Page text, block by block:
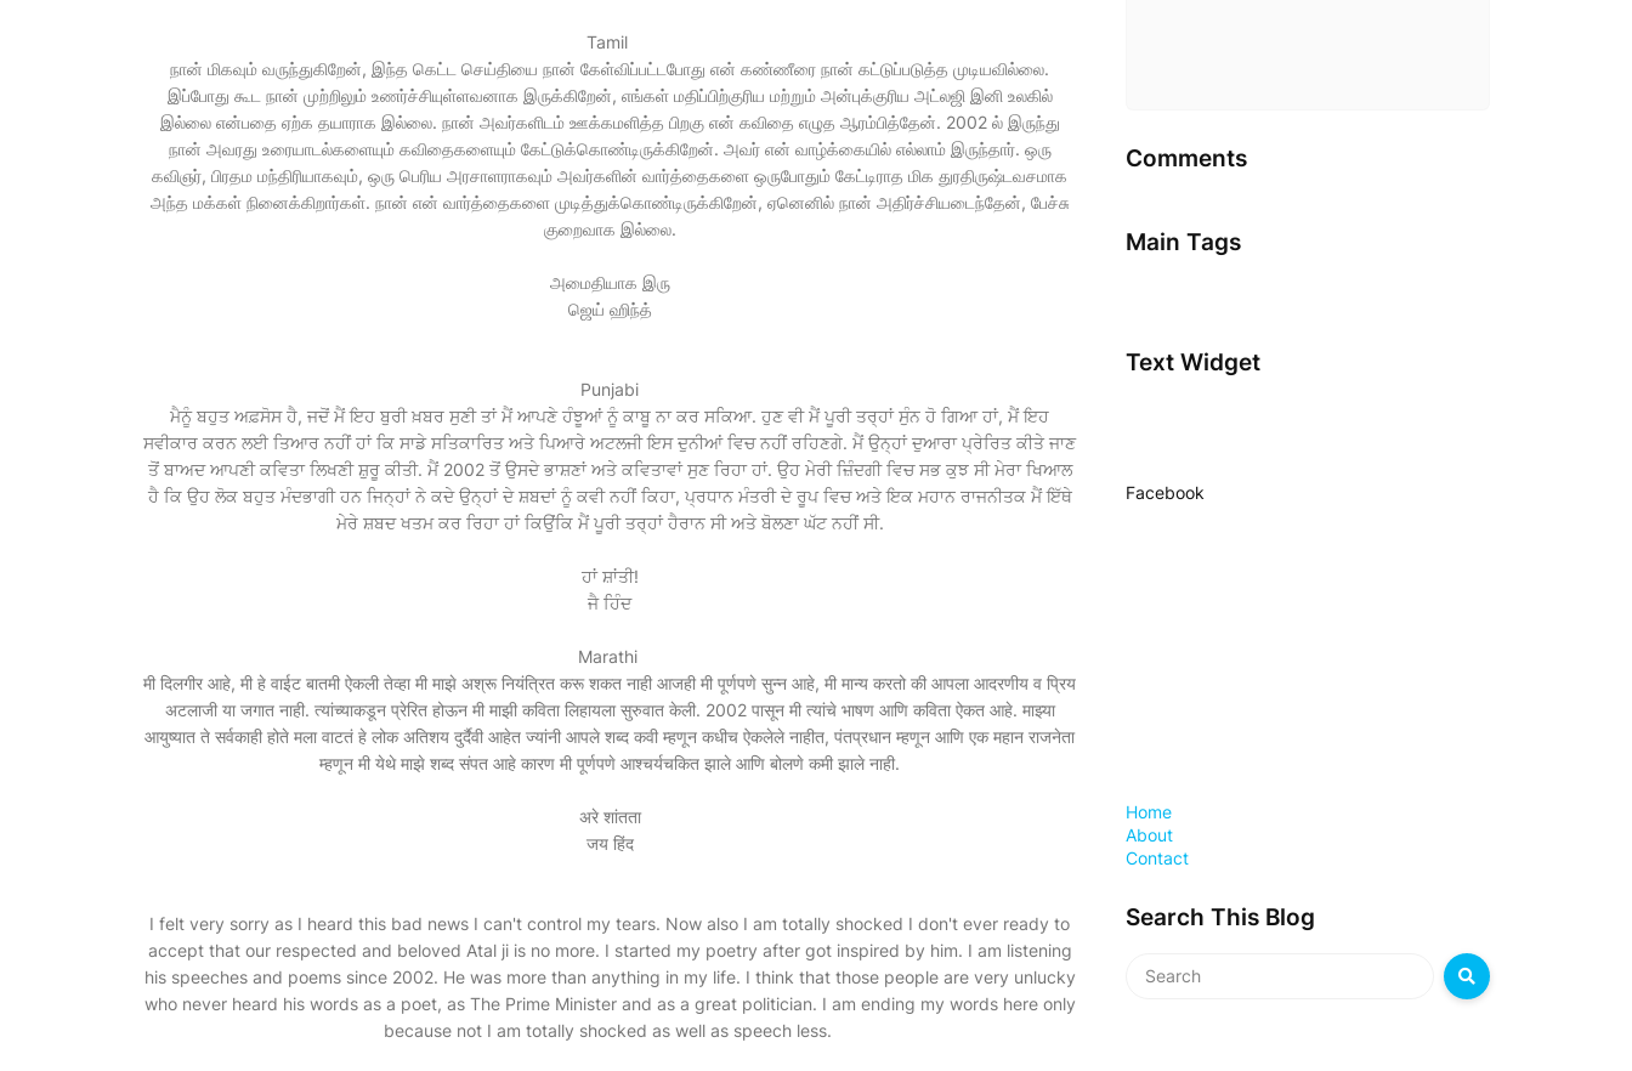
Tamil
நான் மிகவும் வருந்துகிறேன், இந்த கெட்ட செய்தியை நான் கேள்விப்பட்டபோது என் கண்ணீரை நான் கட்டுப்படுத்த முடியவில்லை.
இப்போது கூட நான் முற்றிலும் உணர்ச்சியுள்ளவனாக இருக்கிறேன், எங்கள் மதிப்பிற்குரிய மற்றும் அன்புக்குரிய அட்லஜி இனி உலகில்
இல்லை என்பதை ஏற்க தயாராக இல்லை. நான் அவர்களிடம் ஊக்கமளித்த பிறகு என் கவிதை எழுத ஆரம்பித்தேன். 2002 ல் இருந்து
நான் அவரது உரையாடல்களையும் கவிதைகளையும் கேட்டுக்கொண்டிருக்கிறேன். அவர் என் வாழ்க்கையில் எல்லாம் இருந்தார். ஒரு
கவிஞர், பிரதம மந்திரியாகவும், ஒரு பெரிய அரசாளராகவும் அவர்களின் வார்த்தைகளை ஒருபோதும் கேட்டிராத மிக துரதிருஷ்டவசமாக
அந்த மக்கள் நினைக்கிறார்கள். நான் என் வார்த்தைகளை முடித்துக்கொண்டிருக்கிறேன், ஏனெனில் நான் அதிர்ச்சியடைந்தேன், பேச்சு
குறைவாக இல்லை.
அமைதியாக இரு
ஜெய் ஹிந்த்
Punjabi
ਮੈਨੂੰ ਬਹੁਤ ਅਫ਼ਸੋਸ ਹੈ, ਜਦੋਂ ਮੈਂ ਇਹ ਬੁਰੀ ਖ਼ਬਰ ਸੁਣੀ ਤਾਂ ਮੈਂ ਆਪਣੇ ਹੰਝੂਆਂ ਨੂੰ ਕਾਬੂ ਨਾ ਕਰ ਸਕਿਆ. ਹੁਣ ਵੀ ਮੈਂ ਪੂਰੀ ਤਰ੍ਹਾਂ ਸੁੰਨ ਹੋ ਗਿਆ ਹਾਂ, ਮੈਂ ਇਹ
ਸਵੀਕਾਰ ਕਰਨ ਲਈ ਤਿਆਰ ਨਹੀਂ ਹਾਂ ਕਿ ਸਾਡੇ ਸਤਿਕਾਰਿਤ ਅਤੇ ਪਿਆਰੇ ਅਟਲਜੀ ਇਸ ਦੁਨੀਆਂ ਵਿਚ ਨਹੀਂ ਰਹਿਣਗੇ. ਮੈਂ ਉਨ੍ਹਾਂ ਦੁਆਰਾ ਪ੍ਰੇਰਿਤ ਕੀਤੇ ਜਾਣ
ਤੋਂ ਬਾਅਦ ਆਪਣੀ ਕਵਿਤਾ ਲਿਖਣੀ ਸ਼ੁਰੂ ਕੀਤੀ. ਮੈਂ 2002 ਤੋਂ ਉਸਦੇ ਭਾਸ਼ਣਾਂ ਅਤੇ ਕਵਿਤਾਵਾਂ ਸੁਣ ਰਿਹਾ ਹਾਂ. ਉਹ ਮੇਰੀ ਜ਼ਿੰਦਗੀ ਵਿਚ ਸਭ ਕੁਝ ਸੀ ਮੇਰਾ ਖਿਆਲ
ਹੈ ਕਿ ਉਹ ਲੋਕ ਬਹੁਤ ਮੰਦਭਾਗੀ ਹਨ ਜਿਨ੍ਹਾਂ ਨੇ ਕਦੇ ਉਨ੍ਹਾਂ ਦੇ ਸ਼ਬਦਾਂ ਨੂੰ ਕਵੀ ਨਹੀਂ ਕਿਹਾ, ਪ੍ਰਧਾਨ ਮੰਤਰੀ ਦੇ ਰੂਪ ਵਿਚ ਅਤੇ ਇਕ ਮਹਾਨ ਰਾਜਨੀਤਕ ਮੈਂ ਇੱਥੇ
ਮੇਰੇ ਸ਼ਬਦ ਖਤਮ ਕਰ ਰਿਹਾ ਹਾਂ ਕਿਉਂਕਿ ਮੈਂ ਪੂਰੀ ਤਰ੍ਹਾਂ ਹੈਰਾਨ ਸੀ ਅਤੇ ਬੋਲਣਾ ਘੱਟ ਨਹੀਂ ਸੀ.
ਹਾਂ ਸ਼ਾਂਤੀ!
ਜੈ ਹਿੰਦ
Marathi
मी दिलगीर आहे, मी हे वाईट बातमी ऐकली तेव्हा मी माझे अश्रू नियंत्रित करू शकत नाही आजही मी पूर्णपणे सुन्न आहे, मी मान्य करतो की आपला आदरणीय व प्रिय
अटलाजी या जगात नाही. त्यांच्याकडून प्रेरित होऊन मी माझी कविता लिहायला सुरुवात केली. 2002 पासून मी त्यांचे भाषण आणि कविता ऐकत आहे. माझ्या
आयुष्यात ते सर्वकाही होते मला वाटतं हे लोक अतिशय दुर्दैवी आहेत ज्यांनी आपले शब्द कवी म्हणून कधीच ऐकलेले नाहीत, पंतप्रधान म्हणून आणि एक महान राजनेता
म्हणून मी येथे माझे शब्द संपत आहे कारण मी पूर्णपणे आश्चर्यचकित झाले आणि बोलणे कमी झाले नाही.
अरे शांतता
जय हिंद
I felt very sorry as I heard this bad news I can't control my tears. Now also I am totally shocked I don't ever ready to
accept that our respected and beloved Atal ji is no more. I started my poetry after got inspired by him. I am listening
his speeches and poems since 2002. He was more than anything in my life. I think that those people are very unlucky
who never heard his words as a poet, as The Prime Minister and as a great politician. I am ending my words here only
because not I am totally shocked as well as speech less.
Comments
Main Tags
Text Widget
Facebook
Home
About
Contact
Search This Blog